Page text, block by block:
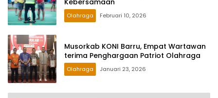
Kebersamaan
Olahraga Februari 10, 2026
Musorkab KONI Barru, Empat Wartawan
terima Penghargaan Patriot Olahraga
Olahraga Januari 23, 2026